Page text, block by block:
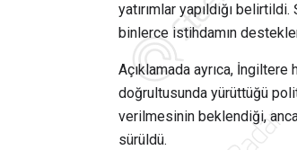
yatırımlar yapıldığı
binlerce istihdamın
Açıklamada ayrıca,
doğrultusunda yürüttüğü
verilmesinin beklendiği,
sürüldü.